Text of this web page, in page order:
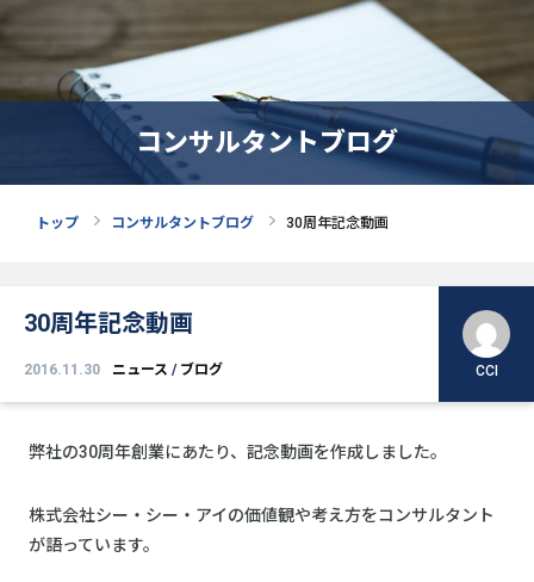
コンサルタントブログ
トップ コンサルタントブログ 30周年記念動画
30周年記念動画
2016.11.30 ニュース / ブログ CCI
弊社の30周年創業にあたり、記念動画を作成しました。
株式会社シー・シー・アイの価値観や考え方をコンサルタント
が語っています。